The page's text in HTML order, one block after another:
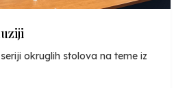
okruglih stolova na teme iz